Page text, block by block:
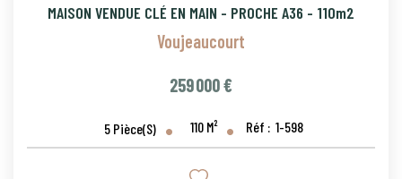
MAISON VENDUE CLÉ EN MAIN - PROCHE A36 - 110m2
Voujeaucourt
259 000 €
5 Pièce(s) 110 M² Réf : 1-598